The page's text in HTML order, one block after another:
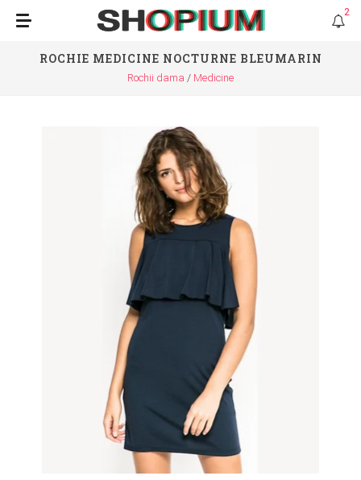
2
ROCHIE MEDICINE NOCTURNE BLEUMARIN
Rochii dama Medicine